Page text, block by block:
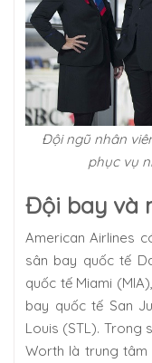
Đội ngũ nhân
phục vụ
Đội bay và
American Airlines
sân bay quốc tế
quốc tế Miami
bay quốc tế San
Louis (STL). Trong
Worth là trung tâm